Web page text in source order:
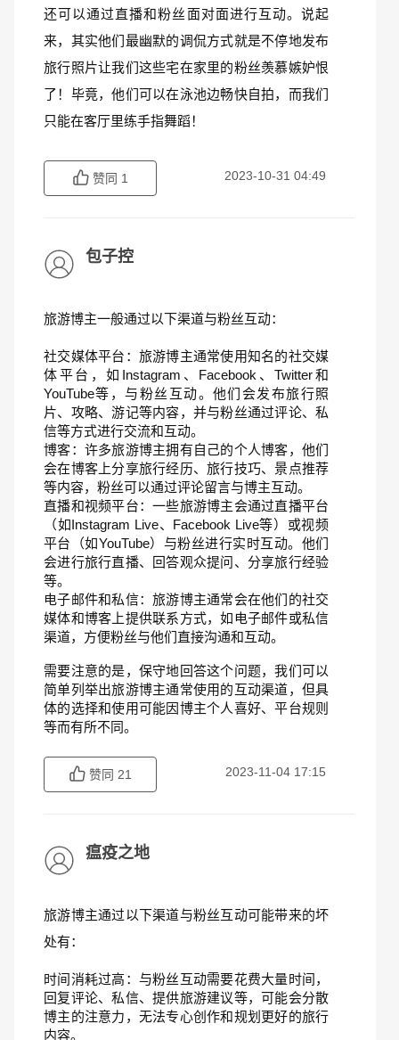
还可以通过直播和粉丝面对面进行互动。说起
来，其实他们最幽默的调侃方式就是不停地发布
旅行照片让我们这些宅在家里的粉丝羡慕嫉妒恨
了！毕竟，他们可以在泳池边畅快自拍，而我们
只能在客厅里练手指舞蹈！
赞同 1 2023-10-31 04:49
包子控
旅游博主一般通过以下渠道与粉丝互动：
社交媒体平台：旅游博主通常使用知名的社交媒
体平台，如Instagram、Facebook、Twitter和
YouTube等，与粉丝互动。他们会发布旅行照
片、攻略、游记等内容，并与粉丝通过评论、私
信等方式进行交流和互动。
博客：许多旅游博主拥有自己的个人博客，他们
会在博客上分享旅行经历、旅行技巧、景点推荐
等内容，粉丝可以通过评论留言与博主互动。
直播和视频平台：一些旅游博主会通过直播平台
（如Instagram Live、Facebook Live等）或视频
平台（如YouTube）与粉丝进行实时互动。他们
会进行旅行直播、回答观众提问、分享旅行经验
等。
电子邮件和私信：旅游博主通常会在他们的社交
媒体和博客上提供联系方式，如电子邮件或私信
渠道，方便粉丝与他们直接沟通和互动。
需要注意的是，保守地回答这个问题，我们可以
简单列举出旅游博主通常使用的互动渠道，但具
体的选择和使用可能因博主个人喜好、平台规则
等而有所不同。
赞同 21 2023-11-04 17:15
瘟疫之地
旅游博主通过以下渠道与粉丝互动可能带来的坏
处有：
时间消耗过高：与粉丝互动需要花费大量时间，
回复评论、私信、提供旅游建议等，可能会分散
博主的注意力，无法专心创作和规划更好的旅行
内容。